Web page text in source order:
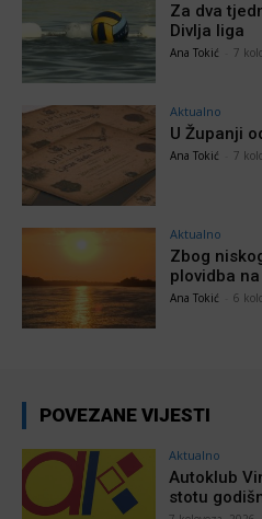
Za dva
Divlja liga
Ana Tokić 7
Aktualno
U Županji
Ana Tokić 7
Aktualno
Zbog
plovidba
Ana Tokić 6
POVEZANE VIJESTI
Aktualno
Autoklub
stotu